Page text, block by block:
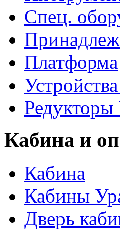
Спец.
Платформа
Редукторы
Кабина и
Кабина
Кабины
Дверь